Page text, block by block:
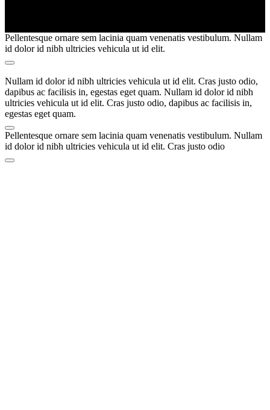
Pellentesque ornare sem lacinia quam venenatis vestibulum. Nullam
id dolor id nibh ultricies vehicula ut id elit.
Nullam id dolor id nibh ultricies vehicula ut id elit. Cras justo odio,
dapibus ac facilisis in, egestas eget quam. Nullam id dolor id nibh
ultricies vehicula ut id elit. Cras justo odio, dapibus ac facilisis in,
egestas eget quam.
Pellentesque ornare sem lacinia quam venenatis vestibulum. Nullam
id dolor id nibh ultricies vehicula ut id elit. Cras justo odio